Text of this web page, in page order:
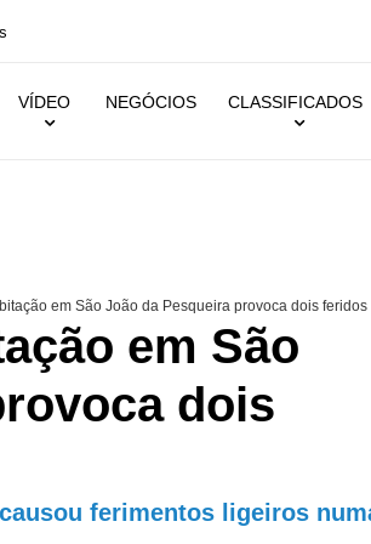
VÍDEO NEGÓCIOS CLASSIFICADOS
em São João da Pesqueira provoca dois feridos
em São
dois
ferimentos ligeiros